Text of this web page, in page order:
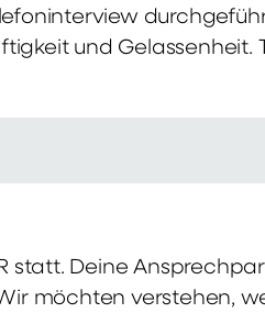
und Gelassenheit.
statt. Deine
möchten verstehen,